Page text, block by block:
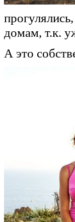
домам, т.к.
А это